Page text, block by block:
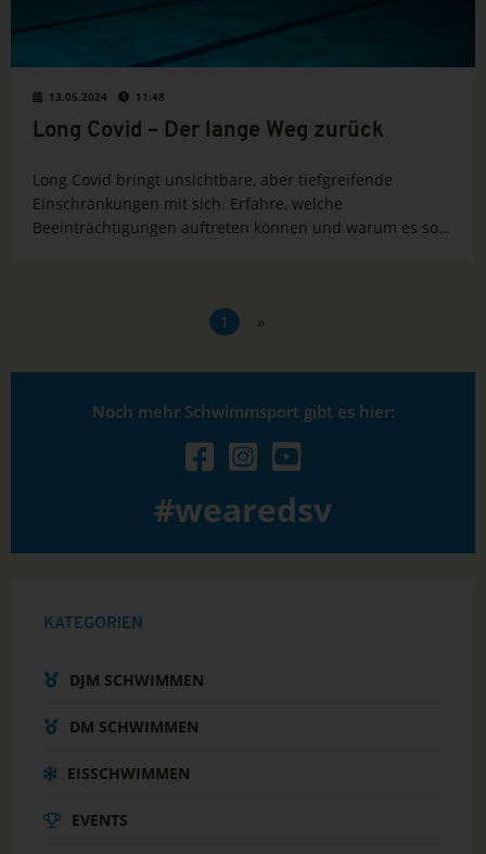
13.05.2024 11:48
Long Covid – Der lange Weg zurück
Long Covid bringt unsichtbare, aber tiefgreifende
Einschränkungen mit sich. Erfahre, welche
Beeinträchtigungen auftreten können und warum es so
1
»
Noch mehr Schwimmsport gibt es hier:
#wearedsv
KATEGORIEN
DJM SCHWIMMEN
DM SCHWIMMEN
EISSCHWIMMEN
EVENTS